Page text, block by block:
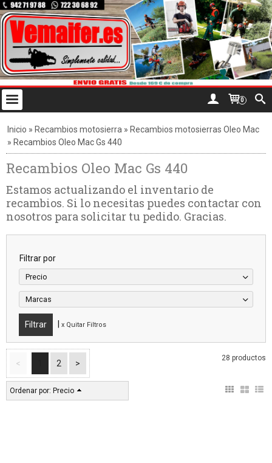
0
Inicio » Recambios motosierra » Recambios motosierras Oleo Mac
» Recambios Oleo Mac Gs 440
Recambios Oleo Mac Gs 440
Estamos actualizando el inventario de
recambios. Si lo necesitas puedes contactar con
nosotros para solicitar tu pedido. Gracias.
Filtrar por
Precio
Marcas
x Quitar Filtros
< 2 >
28 productos
Ordenar por: Precio